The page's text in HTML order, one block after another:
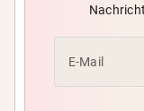
E-Mail